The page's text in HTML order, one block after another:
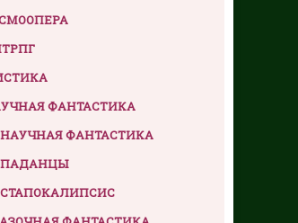
ФАНТАСТИКА
ФАНТАСТИКА